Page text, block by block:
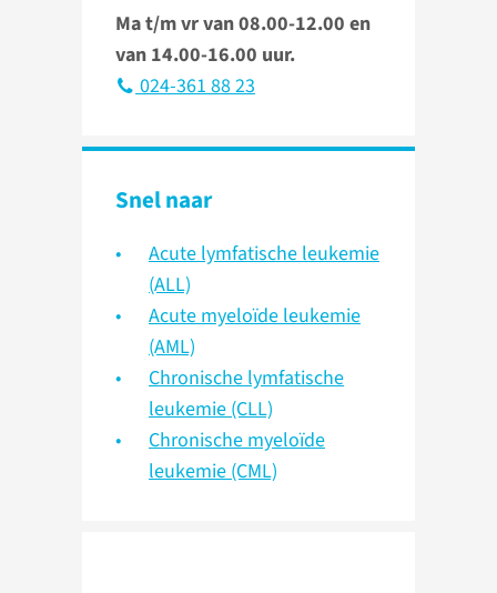
Ma t/m vr van 08.00-12.00 en
van 14.00-16.00 uur.
024-361 88 23
Snel naar
Acute lymfatische leukemie
(ALL)
Acute myeloïde leukemie
(AML)
Chronische lymfatische
leukemie (CLL)
Chronische myeloïde
leukemie (CML)